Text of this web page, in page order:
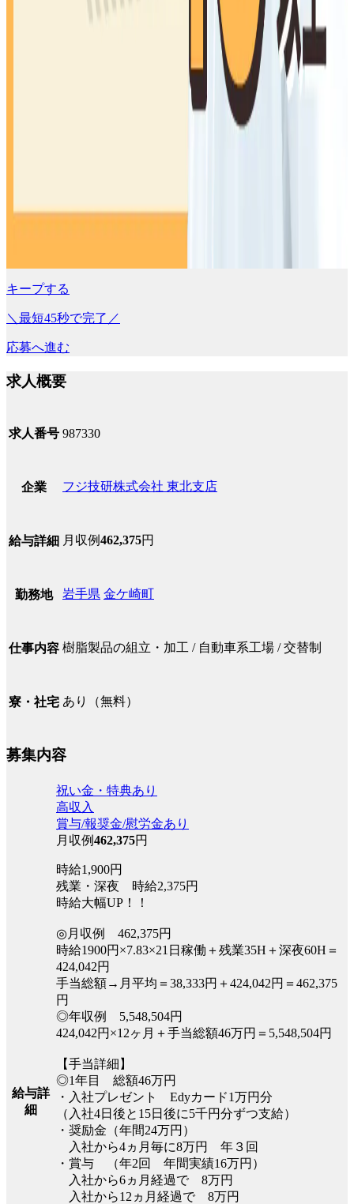
キープする
＼最短45秒で完了／
応募へ進む
求人概要
求人番号 987330
企業 フジ技研株式会社 東北支店
給与詳細 月収例462,375円
勤務地 岩手県 金ケ崎町
仕事内容 樹脂製品の組立・加工 / 自動車系工場 / 交替制
寮・社宅 あり（無料）
募集内容
給与詳
細
祝い金・特典あり
高収入
賞与/報奨金/慰労金あり
月収例462,375円
時給1,900円
残業・深夜 時給2,375円
時給大幅UP！！
◎月収例 462,375円
時給1900円×7.83×21日稼働＋残業35H＋深夜60H＝
424,042円
手当総額→月平均＝38,333円＋424,042円＝462,375
円
◎年収例 5,548,504円
424,042円×12ヶ月＋手当総額46万円＝5,548,504円
【手当詳細】
◎1年目 総額46万円
・入社プレゼント Edyカード1万円分
（入社4日後と15日後に5千円分ずつ支給）
・奨励金（年間24万円）
入社から4ヵ月毎に8万円 年３回
・賞与 （年2回 年間実績16万円）
入社から6ヵ月経過で 8万円
入社から12ヵ月経過で 8万円